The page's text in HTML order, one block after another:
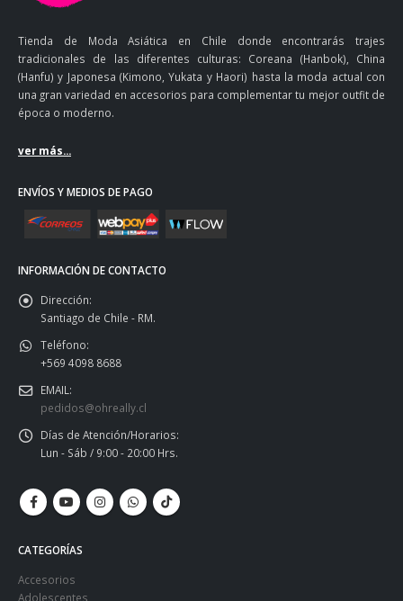
Tienda de Moda Asiática en Chile donde encontrarás trajes
tradicionales de las diferentes culturas: Coreana (Hanbok), China
(Hanfu) y Japonesa (Kimono, Yukata y Haori) hasta la moda actual con
una gran variedad en accesorios para complementar tu mejor outfit de
época o moderno.
ver más...
ENVÍOS Y MEDIOS DE PAGO
INFORMACIÓN DE CONTACTO
Dirección:
Santiago de Chile - RM.
Teléfono:
+569 4098 8688
EMAIL:
pedidos@ohreally.cl
Días de Atención/Horarios:
Lun - Sáb / 9:00 - 20:00 Hrs.
CATEGORÍAS
Accesorios
Adolescentes